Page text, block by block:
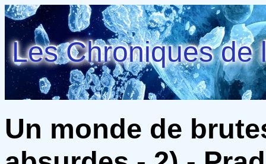
Les Chroniques de
Un monde de